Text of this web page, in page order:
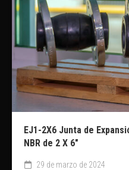
EJ1-2X6 Junta de
NBR de 2 X 6″
29 de marzo de 2024